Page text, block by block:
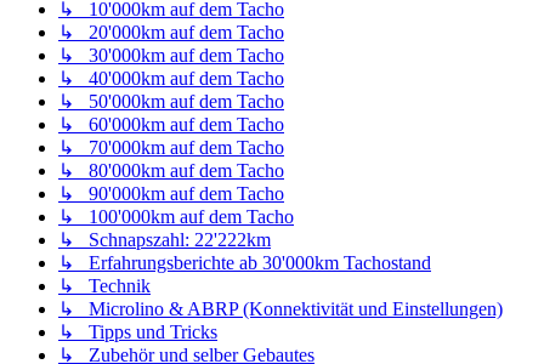
↳ 10'000km auf dem Tacho
↳ 20'000km auf dem Tacho
↳ 30'000km auf dem Tacho
↳ 40'000km auf dem Tacho
↳ 50'000km auf dem Tacho
↳ 60'000km auf dem Tacho
↳ 70'000km auf dem Tacho
↳ 80'000km auf dem Tacho
↳ 90'000km auf dem Tacho
↳ 100'000km auf dem Tacho
↳ Schnapszahl: 22'222km
↳ Erfahrungsberichte ab 30'000km Tachostand
↳ Technik
↳ Microlino & ABRP (Konnektivität und Einstellungen)
↳ Tipps und Tricks
↳ Zubehör und selber Gebautes